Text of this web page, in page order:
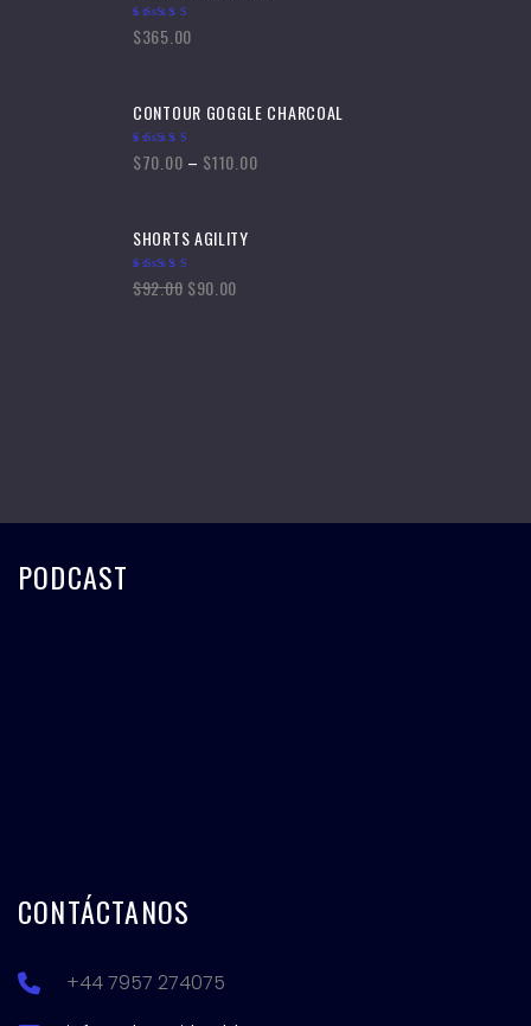
Valorado
$365.00
CONTOUR GOGGLE CHARCOAL
Valorado
$70.00 – $110.00
SHORTS AGILITY
Valorado
$92.00 $90.00
PODCAST
CONTÁCTANOS
+44 7957 274075